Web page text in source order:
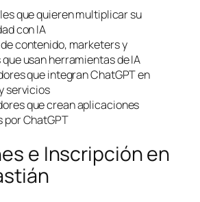
que quieren multiplicar su
con IA
contenido, marketers y
usan herramientas de IA
que integran ChatGPT en
servicios
que crean aplicaciones
por ChatGPT
e Inscripción en